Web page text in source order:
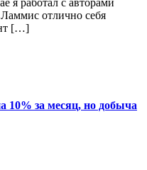
я работал с авторами
отлично себя
[…]
10% за месяц, но добыча